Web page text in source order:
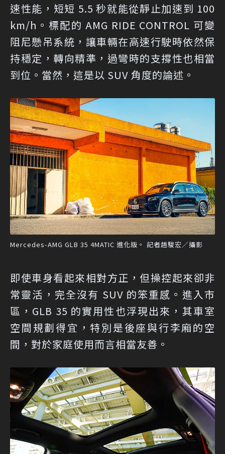
速性能，短短 5.5 秒就能從靜止加速到 100
km/h。標配的 AMG RIDE CONTROL 可變
阻尼懸吊系統，讓車輛在高速行駛時依然保
持穩定，轉向精準，過彎時的支撐性也相當
到位。當然，這是以 SUV 角度的論述。
Mercedes-AMG GLB 35 4MATIC 進化版。 記者趙駿宏／攝影
即使車身看起來相對方正，但操控起來卻非
常靈活，完全沒有 SUV 的笨重感。進入市
區，GLB 35 的實用性也浮現出來，其車室
空間規劃得宜，特別是後座與行李廂的空
間，對於家庭使用而言相當友善。